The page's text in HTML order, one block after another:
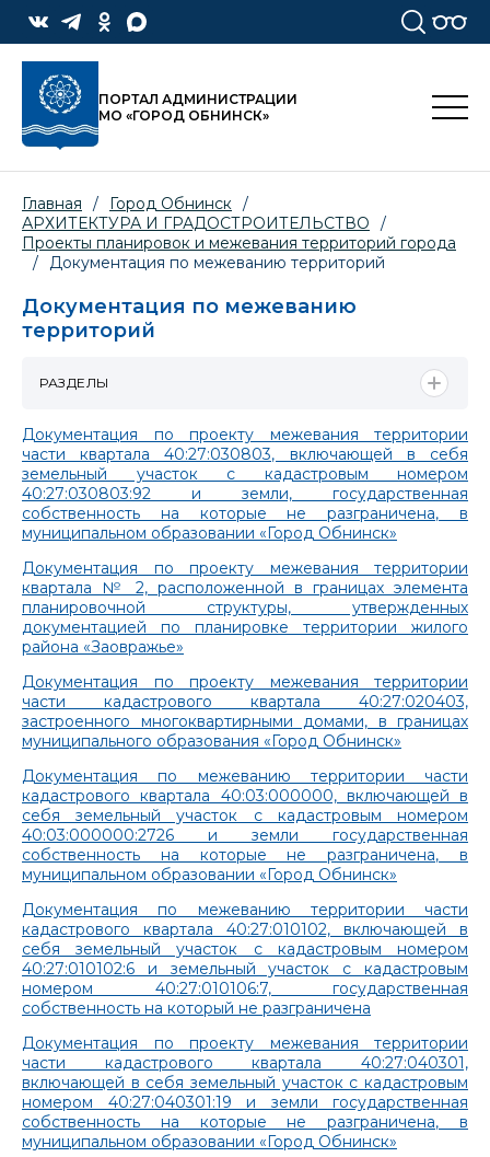
ПОРТАЛ АДМИНИСТРАЦИИ
МО «ГОРОД ОБНИНСК»
Главная / Город Обнинск /
АРХИТЕКТУРА И ГРАДОСТРОИТЕЛЬСТВО
/
Проекты планировок и межевания территорий города
/
Документация по межеванию территорий
Документация по межеванию
территорий
Документация по проекту межевания территории
части квартала 40:27:030803, включающей в себя
земельный участок с кадастровым номером
40:27:030803:92 и земли, государственная
собственность на которые не разграничена, в
муниципальном образовании «Город Обнинск»
Документация по проекту межевания территории
квартала № 2, расположенной в границах элемента
планировочной структуры, утвержденных
документацией по планировке территории жилого
района «Заовражье»
Документация по проекту межевания территории
части кадастрового квартала 40:27:020403,
застроенного многоквартирными домами, в границах
муниципального образования «Город Обнинск»
Документация по межеванию территории части
кадастрового квартала 40:03:000000, включающей в
себя земельный участок с кадастровым номером
40:03:000000:2726 и земли государственная
собственность на которые не разграничена, в
муниципальном образовании «Город Обнинск»
Документация по межеванию территории части
кадастрового квартала 40:27:010102, включающей в
себя земельный участок с кадастровым номером
40:27:010102:6 и земельный участок с кадастровым
номером 40:27:010106:7, государственная
собственность на который не разграничена
Документация по проекту межевания территории
части кадастрового квартала 40:27:040301,
включающей в себя земельный участок с кадастровым
номером 40:27:040301:19 и земли государственная
собственность на которые не разграничена, в
муниципальном образовании «Город Обнинск»
РАЗДЕЛЫ